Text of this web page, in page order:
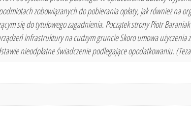
zobowiązanych do pobierania opłaty, jak również na
się do tytułowego zagadnienia. Początek strony Piotr
infrastruktury na cudzym gruncie Skoro umowa
nieodpłatne świadczenie podlegające opodatkowaniu.